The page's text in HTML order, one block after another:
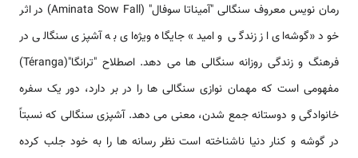
رمان نویس معروف سنگالی "آمیناتا سوفال" (Aminata Sow Fall) در اثر
خود «گوشه‌ای از زندگی و امید» جایگاه ویژه‌ای به آشپزی سنگالی در
فرهنگ و زندگی روزانه سنگالی ها می دهد. اصطلاح "ترانگا"(Téranga)
مفهومی است که مهمان نوازی سنگالی ها را در بر دارد، دور یک سفره
خانوادگی و دوستانه جمع شدن، معنی می دهد. آشپزی سنگالی که نسبتاً
در گوشه و کنار دنیا ناشناخته است نظر رسانه ها را به خود جلب کرده